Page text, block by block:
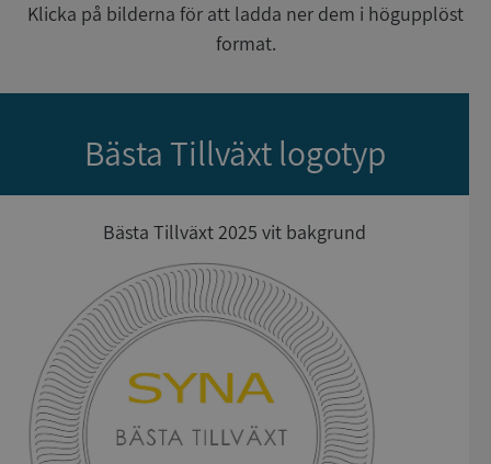
Klicka på bilderna för att ladda ner dem i högupplöst
format.
Bästa Tillväxt logotyp
Bästa Tillväxt 2025 vit bakgrund